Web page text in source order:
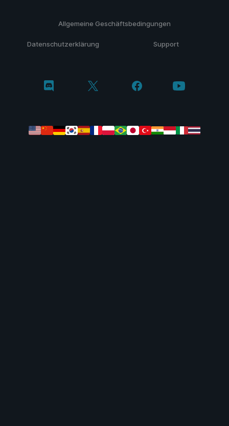
Allgemeine Geschäftsbedingungen
Datenschutzerklärung Support